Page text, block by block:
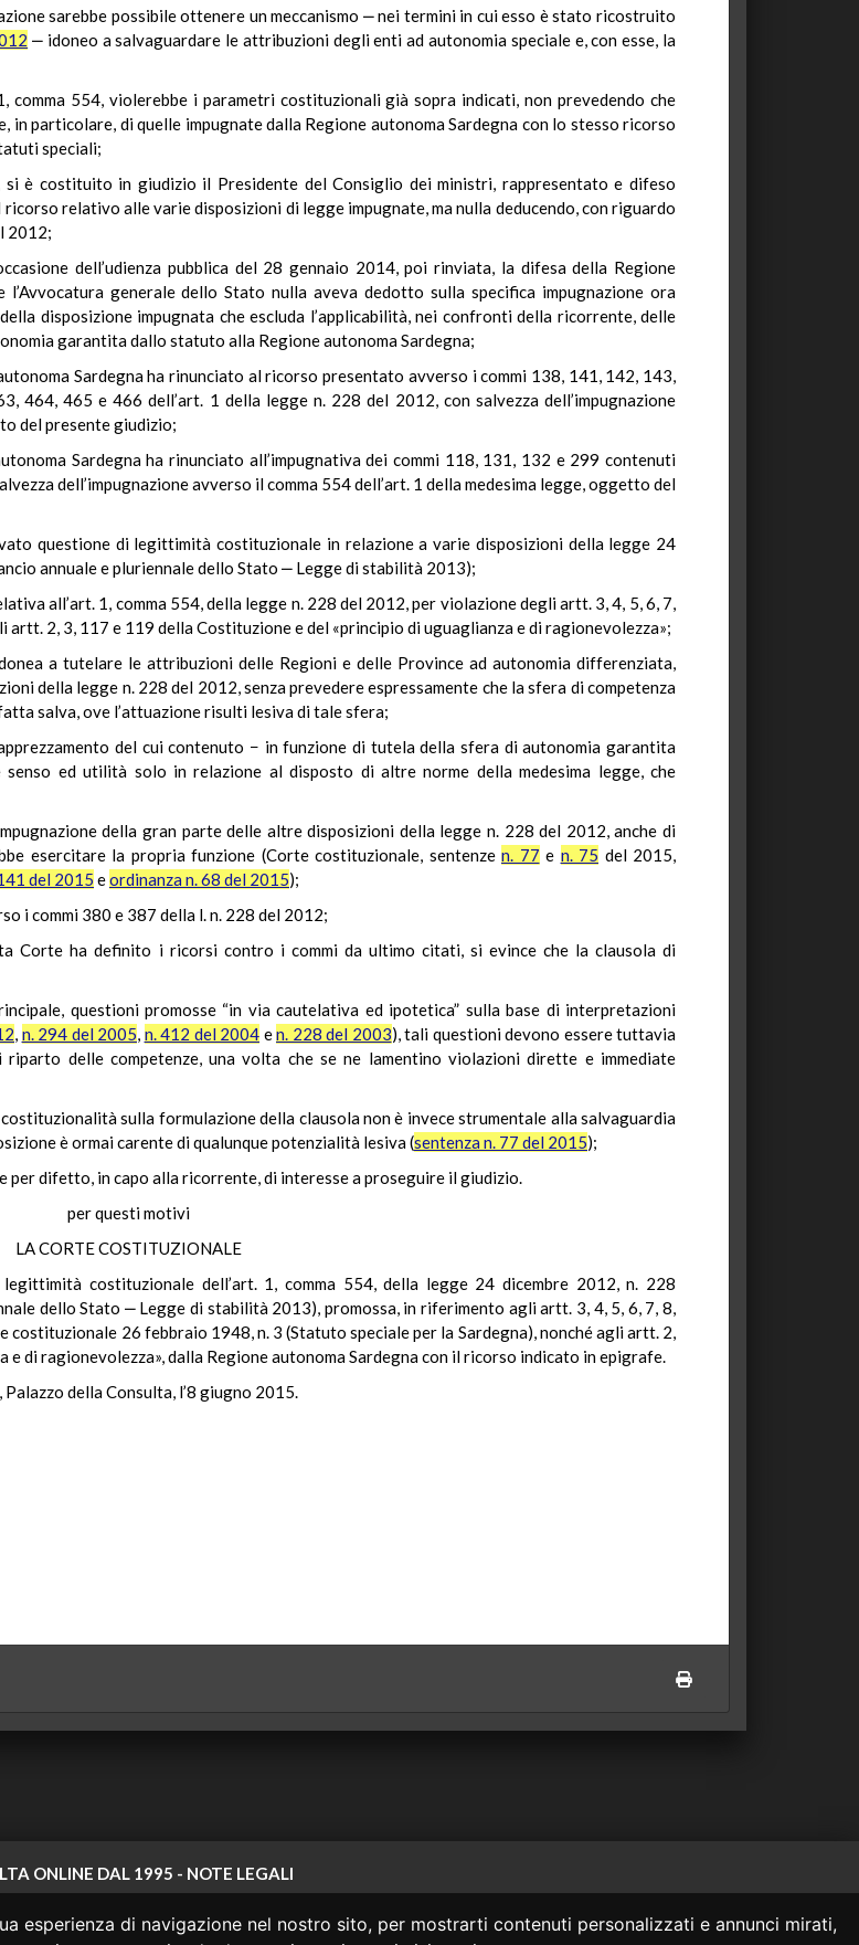
esperienza di navigazione nel nostro sito, per mostrarti contenuti personalizzati e annunci mirati,
sarebbe possibile ottenere un meccanismo ‒ nei termini in cui esso è stato ricostruito
‒ idoneo a salvaguardare le attribuzioni degli enti ad autonomia speciale e, con esse, la
comma 554, violerebbe i parametri costituzionali già sopra indicati, non prevedendo che
in particolare, di quelle impugnate dalla Regione autonoma Sardegna con lo stesso ricorso
speciali;
è costituito in giudizio il Presidente del Consiglio dei ministri, rappresentato e difeso
relativo alle varie disposizioni di legge impugnate, ma nulla deducendo, con riguardo
2012;
dell’udienza pubblica del 28 gennaio 2014, poi rinviata, la difesa della Regione
generale dello Stato nulla aveva dedotto sulla specifica impugnazione ora
disposizione impugnata che escluda l’applicabilità, nei confronti della ricorrente, delle
garantita dallo statuto alla Regione autonoma Sardegna;
Sardegna ha rinunciato al ricorso presentato avverso i commi 138, 141, 142, 143,
464, 465 e 466 dell’art. 1 della legge n. 228 del 2012, con salvezza dell’impugnazione
del presente giudizio;
Sardegna ha rinunciato all’impugnativa dei commi 118, 131, 132 e 299 contenuti
dell’impugnazione avverso il comma 554 dell’art. 1 della medesima legge, oggetto del
questione di legittimità costituzionale in relazione a varie disposizioni della legge 24
annuale e pluriennale dello Stato ‒ Legge di stabilità 2013);
all’art. 1, comma 554, della legge n. 228 del 2012, per violazione degli artt. 3, 4, 5, 6, 7,
2, 3, 117 e 119 della Costituzione e del «principio di uguaglianza e di ragionevolezza»;
a tutelare le attribuzioni delle Regioni e delle Province ad autonomia differenziata,
della legge n. 228 del 2012, senza prevedere espressamente che la sfera di competenza
salva, ove l’attuazione risulti lesiva di tale sfera;
del cui contenuto − in funzione di tutela della sfera di autonomia garantita
ed utilità solo in relazione al disposto di altre norme della medesima legge, che
della gran parte delle altre disposizioni della legge n. 228 del 2012, anche di
esercitare la propria funzione (Corte costituzionale, sentenze n. 77 e n. 75 del 2015,
del 2015 eordinanza n. 68 del 2015);
i commi 380 e 387 della l. n. 228 del 2012;
Corte ha definito i ricorsi contro i commi da ultimo citati, si evince che la clausola di
questioni promosse “in via cautelativa ed ipotetica” sulla base di interpretazioni
, n. 294 del 2005, n. 412 del 2004 en. 228 del 2003), tali questioni devono essere tuttavia
delle competenze, una volta che se ne lamentino violazioni dirette e immediate
sulla formulazione della clausola non è invece strumentale alla salvaguardia
è ormai carente di qualunque potenzialità lesiva (sentenza n. 77 del 2015);
per difetto, in capo alla ricorrente, di interesse a proseguire il giudizio.
per questi motivi
LA CORTE COSTITUZIONALE
costituzionale dell’art. 1, comma 554, della legge 24 dicembre 2012, n. 228
dello Stato ‒ Legge di stabilità 2013), promossa, in riferimento agli artt. 3, 4, 5, 6, 7, 8,
costituzionale 26 febbraio 1948, n. 3 (Statuto speciale per la Sardegna), nonché agli artt. 2,
di ragionevolezza», dalla Regione autonoma Sardegna con il ricorso indicato in epigrafe.
della Consulta, l’8 giugno 2015.
ONLINE DAL 1995 - NOTE LEGALI
è responsabile per i contenuti e le informazioni legali di siti collegati.